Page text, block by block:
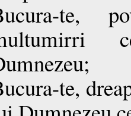
te,
te,